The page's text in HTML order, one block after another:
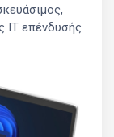
IT επένδυσής